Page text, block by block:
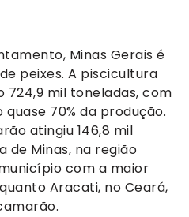
Minas Gerais é
peixes. A piscicultura
724,9 mil toneladas, com
70% da produção.
atingiu 146,8 mil
de Minas, na região
com a maior
Aracati, no Ceará,